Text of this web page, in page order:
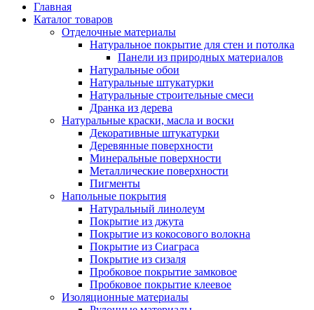
Главная
Каталог товаров
Отделочные материалы
Натуральное покрытие для стен и потолка
Панели из природных материалов
Натуральные обои
Натуральные штукатурки
Натуральные строительные смеси
Дранка из дерева
Натуральные краски, масла и воски
Декоративные штукатурки
Деревянные поверхности
Минеральные поверхности
Металлические поверхности
Пигменты
Напольные покрытия
Натуральный линолеум
Покрытие из джута
Покрытие из кокосового волокна
Покрытие из Сиаграса
Покрытие из сизаля
Пробковое покрытие замковое
Пробковое покрытие клеевое
Изоляционные материалы